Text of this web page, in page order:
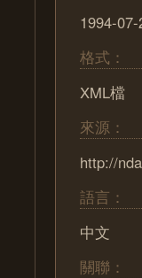
1994-
格式：
XML檔
來源：
http://
語言：
中文
關聯：